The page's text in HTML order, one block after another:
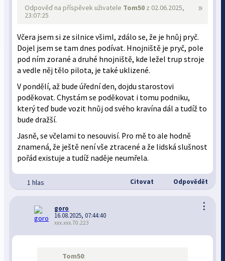
»
Odpověď na příspěvek uživatele Tom50 z 02.06.2025,
23:07:25
Včera jsem si ze silnice všiml, zdálo se, že je hnůj pryč.
Dojel jsem se tam dnes podívat. Hnojniště je pryč, pole
pod ním zorané a druhé hnojniště, kde ležel trup stroje
a vedle něj tělo pilota, je také uklizené.
V pondělí, až bude úřední den, dojdu starostovi
poděkovat. Chystám se poděkovat i tomu podniku,
který teď bude vozit hnůj od svého kravína dál a tudíž to
bude dražší.
Jasně, se včelami to nesouvisí. Pro mě to ale hodně
znamená, že ještě není vše ztracené a že lidská slušnost
pořád existuje a tudíž naděje neumřela.
1 hlas Citovat Odpovědět
⋮
goro
16.08.2025, 07:44:40
xxx.xxx.70.223
Tom50: